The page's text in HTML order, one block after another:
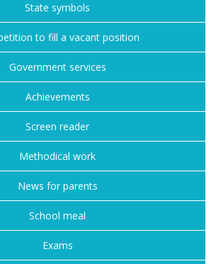
State symbols
to fill a vacant position
Government services
Achievements
Screen reader
Methodical work
News for parents
School meal
Exams